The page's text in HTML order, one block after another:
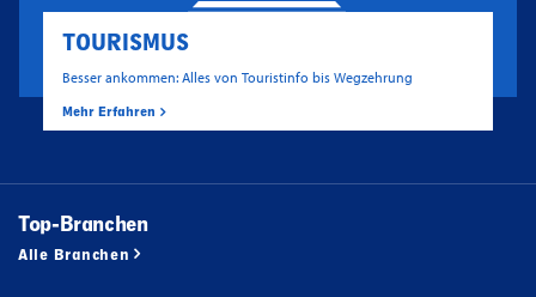
TOURISMUS
Besser ankommen: Alles von Touristinfo bis Wegzehrung
Mehr Erfahren
Top-Branchen
Alle Branchen